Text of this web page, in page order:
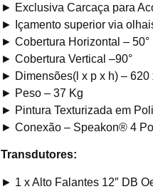
► Exclusiva Carcaça para
► Içamento superior via
► Cobertura Horizontal – 50°
► Cobertura Vertical –90°
► Dimensões(l x p x h) – 620
► Peso – 37 Kg
► Pintura Texturizada em
► Conexão – Speakon® 4
Transdutores:
► 1 x Alto Falantes 12″ DB